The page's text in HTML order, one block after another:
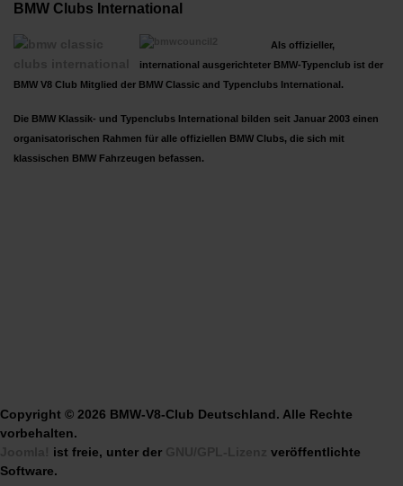
BMW Clubs International
Als offizieller,
international ausgerichteter BMW-Typenclub ist der
BMW V8 Club Mitglied der BMW Classic and Typenclubs International.
Die BMW Klassik- und Typenclubs International bilden seit Januar 2003 einen
organisatorischen Rahmen für alle offiziellen BMW Clubs, die sich mit
klassischen BMW Fahrzeugen befassen.
Copyright © 2026 BMW-V8-Club Deutschland. Alle Rechte
vorbehalten.
ist freie, unter der
veröffentlichte
Software.